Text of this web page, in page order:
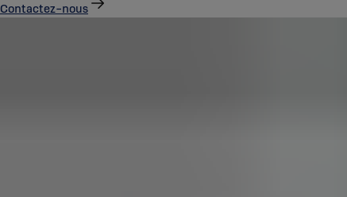
Contactez-nous